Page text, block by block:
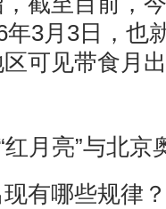
年3月3日，也
可见带食月
红月亮”与北
哪些规律？